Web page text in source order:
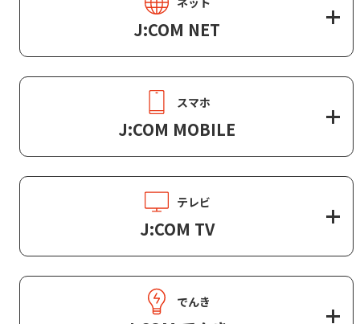
J:COM NET
スマホ
J:COM MOBILE
テレビ
J:COM TV
でんき